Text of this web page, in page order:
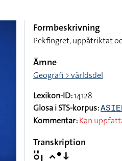
Formbeskrivning
Pekfingret, uppåtriktat
Ämne
Geografi > världsdel
Lexikon-ID:14128
Glosa i STS-korpus:
Kommentar:Kan
Transkription